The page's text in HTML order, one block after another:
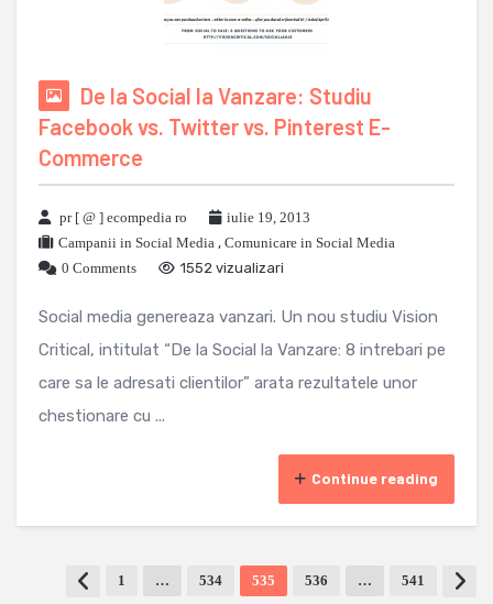
De la Social la Vanzare: Studiu
Facebook vs. Twitter vs. Pinterest E-
Commerce
pr [ @ ] ecompedia ro
iulie 19, 2013
Campanii in Social Media , Comunicare in Social Media
0 Comments
1552 vizualizari
Social media genereaza vanzari. Un nou studiu Vision
Critical, intitulat “De la Social la Vanzare: 8 intrebari pe
care sa le adresati clientilor” arata rezultatele unor
chestionare cu ...
Continue reading
1 … 534 535 536 … 541